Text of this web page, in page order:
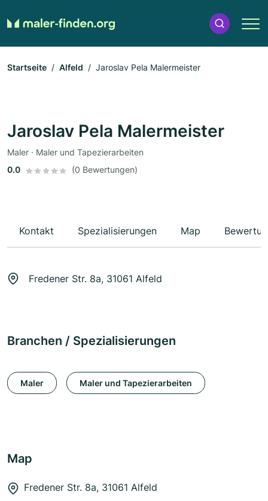
Startseite Alfeld Jaroslav Pela Malermeister
Jaroslav Pela Malermeister
Maler · Maler und Tapezierarbeiten
0.0
(0 Bewertungen)
Kontakt Spezialisierungen Map
Fredener Str. 8a, 31061 Alfeld
Branchen / Spezialisierungen
Maler Maler und Tapezierarbeiten
Map
Fredener Str. 8a, 31061 Alfeld